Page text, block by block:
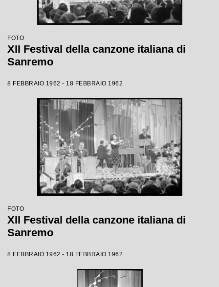
FOTO
XII Festival della canzone italiana di
Sanremo
8 FEBBRAIO 1962 - 18 FEBBRAIO 1962
FOTO
XII Festival della canzone italiana di
Sanremo
8 FEBBRAIO 1962 - 18 FEBBRAIO 1962